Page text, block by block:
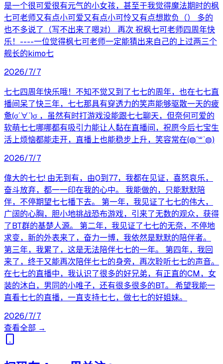
是一个很可爱很有元气的小女孩，甚至于我觉得魔法期时的枫
七可老师又有点小可爱又有点小可怜又有点想欺负（） 多的
也不多说了（写不出来了嗯对） 再次 祝枫七可老师四周年快
乐！----一位觉得枫七可老师一定能猜出来自己的上过两三个
舰长的kimo七
2026/7/7
七七四周年快乐哦！不知不觉又到了七七的周年，也在七七直
播间呆了快三年，七七那具有穿透力的笑声能够驱散一天的疲
惫(σ´∀`)σ ，虽然有时打游戏没能跟七七聊天，但奈何可爱的
软萌七七哪哪都有吸引力能让人黏在直播间，祝愿今后七宝生
活上烦恼都能走开，直播上也能稳步上升，笑容常在(◍´꒳`◍)
2026/7/7
偉大的七七! 由无到有，由0到77，我都在见证，喜怒哀乐，
奋斗放弃，都一一印在我的心中。 我能做的，只能默默陪
伴，不停期望七七播下去。 第一年，我见证了七七的伟大，
广阔的心胸，胆小地挑战恐布游戏，引来了无数的观众，获得
了BT群的基楚人源。 第二年，我见证了七七的无奈，不停地
求变，新的外表来了，奋力一博，我依然是默默的陪伴者。
第三年，我累了，这是无法陪伴七七的一年。 第四年，我回
来了，终于又能再次陪伴七七的身旁，再次聆听七七的声音。
在七七的直播中，我认识了很多的好兄弟，有正直的CM，女
装的沐白，男同的小唯子，还有很多很多的BT。 希望我能一
直看七七的直播，一直支持七七，做七七的好姐妹。
2026/7/7
查看全部 →